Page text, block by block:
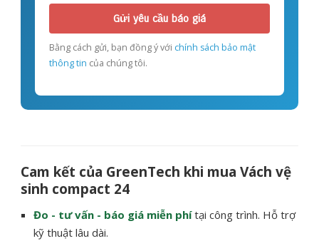
Gửi yêu cầu báo giá
Bằng cách gửi, bạn đồng ý với chính sách bảo mật
thông tin của chúng tôi.
Cam kết của GreenTech khi mua Vách vệ
sinh compact 24
Đo - tư vấn - báo giá miễn phítại công trình. Hỗ trợ
kỹ thuật lâu dài.